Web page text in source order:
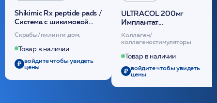
Shikimic Rx peptide pads /
Cистема с шикимовой
кислотой обновляющая
(30шт) /HP
Скрабы/пилинги дом.
Товар в наличии
войдите чтобы увидеть
цены
ULTRACOL 200мг
Имплантат
внутридермальный,
стерильный на основе
полидиоксанона
/ULTRACOL
Коллаген/
коллагеностимуляторы
Товар в наличии
войдите чтобы увидеть
цены